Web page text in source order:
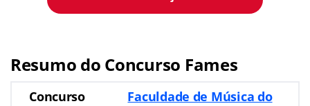
Resumo do Concurso Fames
Concurso
Faculdade de Música do